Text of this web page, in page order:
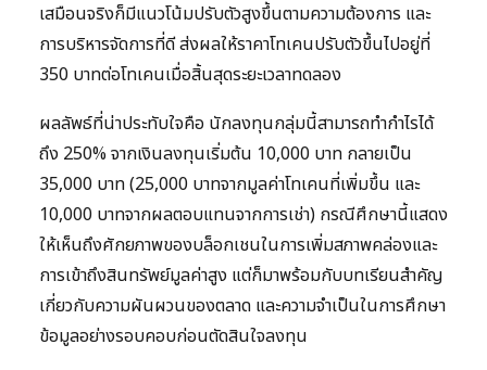
เสมือนจริงก็มีแนวโน้มปรับตัวสูงขึ้นตามความต้องการ และ
การบริหารจัดการที่ดี ส่งผลให้ราคาโทเคนปรับตัวขึ้นไปอยู่ที่
350 บาทต่อโทเคนเมื่อสิ้นสุดระยะเวลาทดลอง
ผลลัพธ์ที่น่าประทับใจคือ นักลงทุนกลุ่มนี้สามารถทำกำไรได้
ถึง 250% จากเงินลงทุนเริ่มต้น 10,000 บาท กลายเป็น
35,000 บาท (25,000 บาทจากมูลค่าโทเคนที่เพิ่มขึ้น และ
10,000 บาทจากผลตอบแทนจากการเช่า) กรณีศึกษานี้แสดง
ให้เห็นถึงศักยภาพของบล็อกเชนในการเพิ่มสภาพคล่องและ
การเข้าถึงสินทรัพย์มูลค่าสูง แต่ก็มาพร้อมกับบทเรียนสำคัญ
เกี่ยวกับความผันผวนของตลาด และความจำเป็นในการศึกษา
ข้อมูลอย่างรอบคอบก่อนตัดสินใจลงทุน